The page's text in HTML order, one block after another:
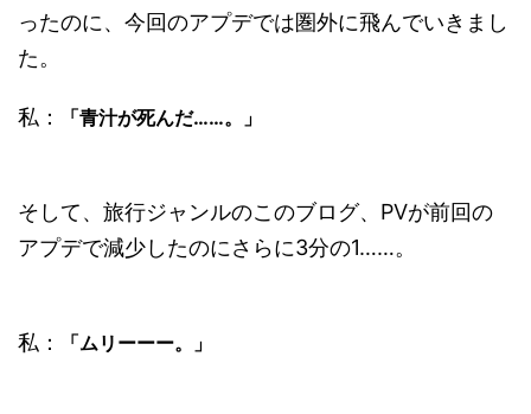
ったのに、今回のアプデでは圏外に飛んでいきまし
た。
私： 「青汁が死んだ……。」
そして、旅行ジャンルのこのブログ、PVが前回の
アプデで減少したのにさらに3分の1……。
私： 「ムリーーー。」